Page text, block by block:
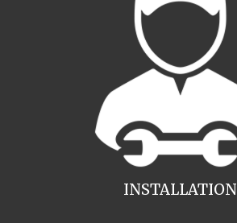
INSTALLATION